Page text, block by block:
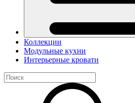
Коллекции
Модульные кухни
Интерьерные кровати